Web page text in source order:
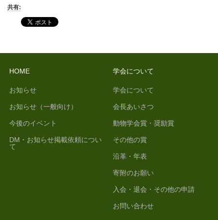
共有:
HOME
お知らせ
お知らせ（一般向け）
今後のイベント
DM・お知らせ掲載依頼につい
て
学会について
学会について
会長あいさつ
動物学会賞・奨励賞
その他の賞
沿革・年表
寄附のお願い
入会・退会・その他の申請
お問い合わせ